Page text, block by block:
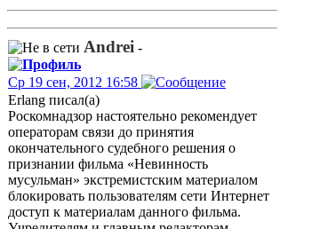
Andrei -
Ср 19 сен, 2012 16:58
Erlang писал(а)
Роскомнадзор настоятельно рекомендует
операторам связи до принятия
окончательного судебного решения о
признании фильма «Невинность
мусульман» экстремистским материалом
блокировать пользователям сети Интернет
доступ к материалам данного фильма.